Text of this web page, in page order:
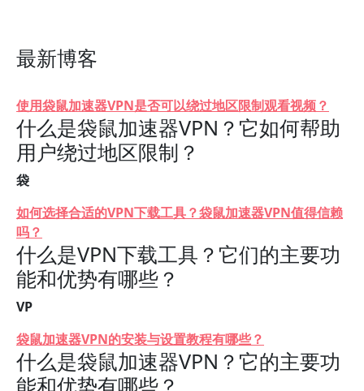
最新博客
使用袋鼠加速器VPN是否可以绕过地区限制观看视频？
什么是袋鼠加速器VPN？它如何帮助
用户绕过地区限制？
袋
如何选择合适的VPN下载工具？袋鼠加速器VPN值得信赖
吗？
什么是VPN下载工具？它们的主要功
能和优势有哪些？
VP
袋鼠加速器VPN的安装与设置教程有哪些？
什么是袋鼠加速器VPN？它的主要功
能和优势有哪些？